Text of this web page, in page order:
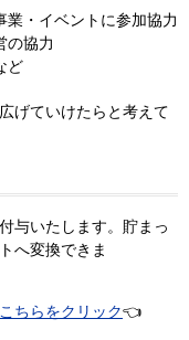
・イベントに参加協力
の協力
ど
げていけたらと考えて
与いたします。貯まっ
へ変換できま
こちらをクリック👈